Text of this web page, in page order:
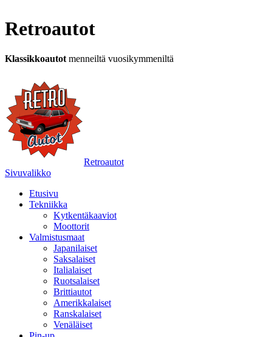
Retroautot
Klassikkoautot menneiltä vuosikymmeniltä
Retroautot
Sivuvalikko
Etusivu
Tekniikka
Kytkentäkaaviot
Moottorit
Valmistusmaat
Japanilaiset
Saksalaiset
Italialaiset
Ruotsalaiset
Brittiautot
Amerikkalaiset
Ranskalaiset
Venäläiset